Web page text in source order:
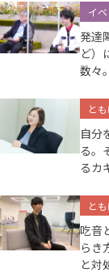
イ
発達
ど）
数々
と
自分
る。
るカ
と
吃音
らき
と対